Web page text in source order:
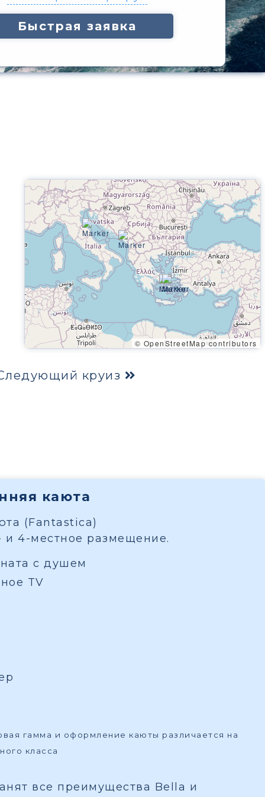
Быстрая заявка
© OpenStreetMap contributors
круиз
каюта
(Fantastica)
и 4-местное размещение.
с душем
TV
гамма и оформление каюты различается на
класса
все преимущества Bella и